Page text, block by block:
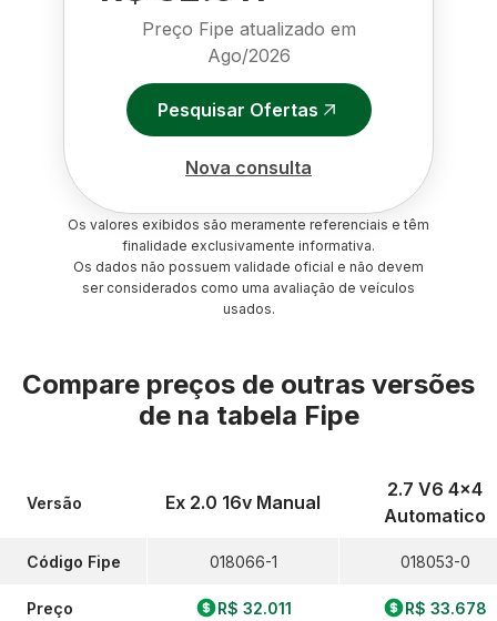
Preço Fipe atualizado em
Ago/2026
Pesquisar Ofertas
Nova consulta
Os valores exibidos são meramente referenciais e têm
finalidade exclusivamente informativa.
Os dados não possuem validade oficial e não devem
ser considerados como uma avaliação de veículos
usados.
Compare preços de outras versões
de na tabela Fipe
Versão
Código Fipe
Preço
Ex 2.0 16v Manual
018066-1
R$ 32.011
2.7 V6 4x4
Automatico
018053-0
R$ 33.678